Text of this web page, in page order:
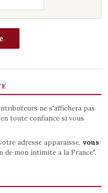
ne s'affichera pas
toute confiance si vous
adresse apparaisse, vous
mon intimite a la France".